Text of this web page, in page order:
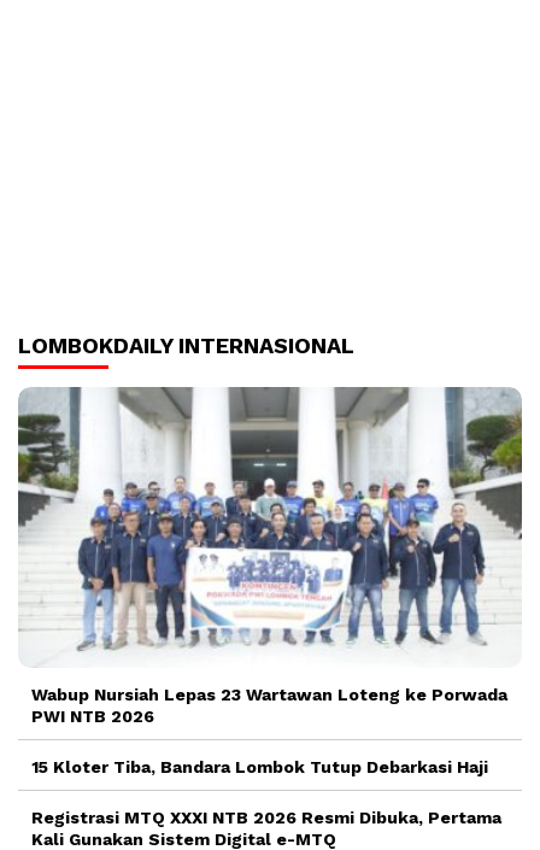
LOMBOKDAILY INTERNASIONAL
Wabup Nursiah Lepas 23 Wartawan Loteng ke Porwada
PWI NTB 2026
15 Kloter Tiba, Bandara Lombok Tutup Debarkasi Haji
Registrasi MTQ XXXI NTB 2026 Resmi Dibuka, Pertama
Kali Gunakan Sistem Digital e-MTQ